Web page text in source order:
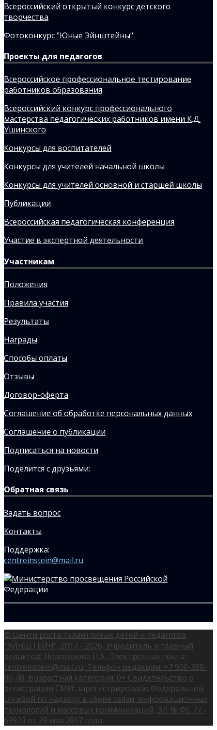
Всероссийский открытый конкурс детского
творчества
Фотоконкурс "Юные Эйнштейны"
Проекты для педагогов
Всероссийское профессиональное тестирование
работников образования
Всероссийский конкурс профессионального
мастерства педагогических работников имени К.Д.
Ушинского
Конкурсы для воспитателей
Конкурсы для учителей начальной школы
Конкурсы для учителей основной и старшей школы
Публикации
Всероссийская педагогическая конференция
Участие в экспертной деятельности
Участникам
Положения
Правила участия
Результаты
Награды
Способы оплаты
Отзывы
Договор-оферта
Соглашение об обработке персональных данных
Соглашение о публикации
Подписаться на новости
Поделится с друзьями:
Обратная связь
Задать вопрос
Контакты
Поддержка:
centreinstein@mail.ru
© Центр роста талантливых детей и педагогов
"ЭЙНШТЕЙН", 2017 - 2026, Учредитель и главный
редактор: Новоселова Н.А., Электронная почта:
centreinstein@mail.ru, Телефон редакции: +7 900-388-
06-48, Возрастная категория: 0+ Свидетельство о
регистрации СМИ: зарегистрировано Федеральной
службой по надзору в сфере связи, информационных
технологий и массовых коммуникаций, ЭЛ № ФС 77 -
69923 от 29 мая 2017 года